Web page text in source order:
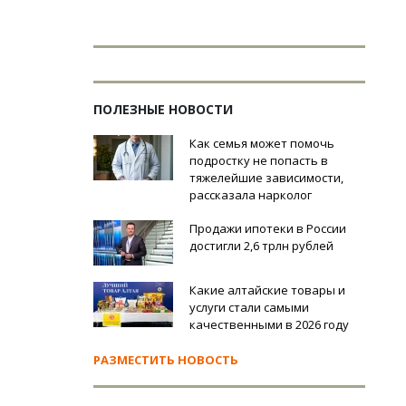
ПОЛЕЗНЫЕ НОВОСТИ
Как семья может помочь
подростку не попасть в
тяжелейшие зависимости,
рассказала нарколог
Продажи ипотеки в России
достигли 2,6 трлн рублей
Какие алтайские товары и
услуги стали самыми
качественными в 2026 году
РАЗМЕСТИТЬ НОВОСТЬ